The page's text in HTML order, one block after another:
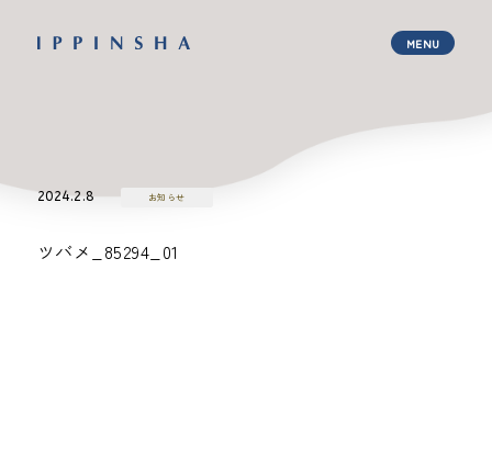
2024.2.8 お知らせ
ツバメ_85294_01